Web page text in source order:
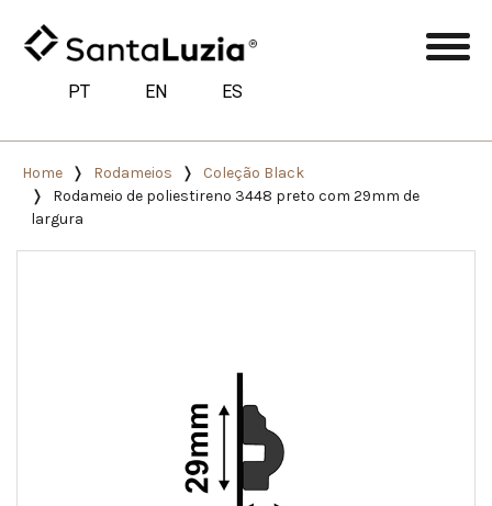
PT EN ES
Home Rodameios
Coleção Black
Rodameio de poliestireno 3448 preto com 29mm de
largura